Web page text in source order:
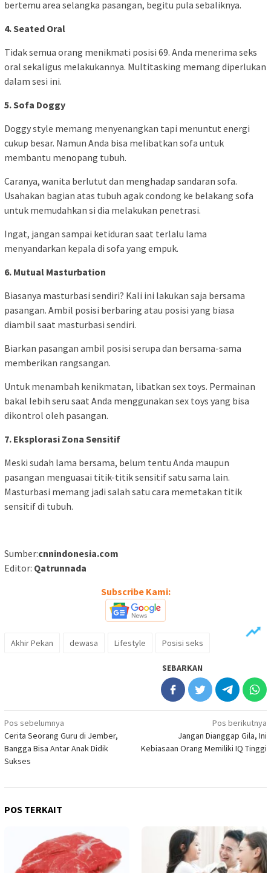
bertemu area selangka pasangan, begitu pula sebaliknya.
4. Seated Oral
Tidak semua orang menikmati posisi 69. Anda menerima seks
oral sekaligus melakukannya. Multitasking memang diperlukan
dalam sesi ini.
5. Sofa Doggy
Doggy style memang menyenangkan tapi menuntut energi
cukup besar. Namun Anda bisa melibatkan sofa untuk
membantu menopang tubuh.
Caranya, wanita berlutut dan menghadap sandaran sofa.
Usahakan bagian atas tubuh agak condong ke belakang sofa
untuk memudahkan si dia melakukan penetrasi.
Ingat, jangan sampai ketiduran saat terlalu lama
menyandarkan kepala di sofa yang empuk.
6. Mutual Masturbation
Biasanya masturbasi sendiri? Kali ini lakukan saja bersama
pasangan. Ambil posisi berbaring atau posisi yang biasa
diambil saat masturbasi sendiri.
Biarkan pasangan ambil posisi serupa dan bersama-sama
memberikan rangsangan.
Untuk menambah kenikmatan, libatkan sex toys. Permainan
bakal lebih seru saat Anda menggunakan sex toys yang bisa
dikontrol oleh pasangan.
7. Eksplorasi Zona Sensitif
Meski sudah lama bersama, belum tentu Anda maupun
pasangan menguasai titik-titik sensitif satu sama lain.
Masturbasi memang jadi salah satu cara memetakan titik
sensitif di tubuh.
Sumber:cnnindonesia.com
Editor: Qatrunnada
Subscribe Kami:
Akhir Pekan dewasa Lifestyle Posisi seks
SEBARKAN
Navigasi
pos
Pos sebelumnya
Cerita Seorang Guru di Jember,
Bangga Bisa Antar Anak Didik
Sukses
Pos berikutnya
Jangan Dianggap Gila, Ini
Kebiasaan Orang Memiliki IQ Tinggi
POS TERKAIT